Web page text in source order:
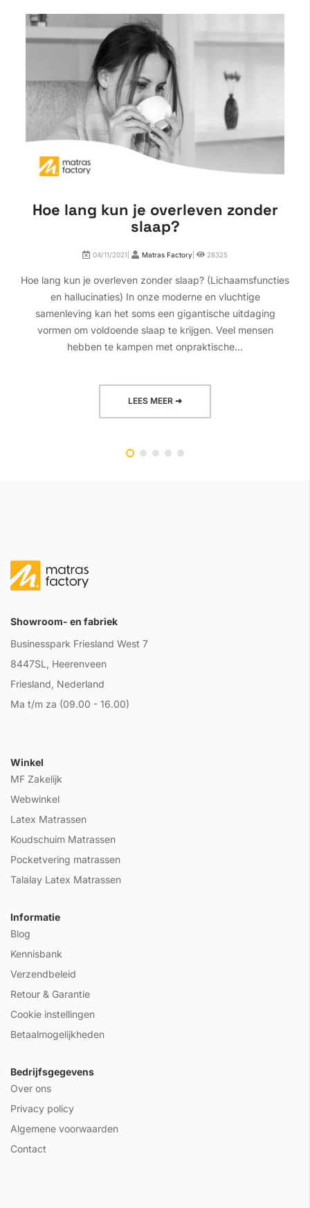
Hoe lang kun je overleven zonder
slaap?
04/11/2021| Matras Factory 28325
Hoe lang kun je overleven zonder slaap? (Lichaamsfuncties
en hallucinaties) In onze moderne en vluchtige
samenleving kan het soms een gigantische uitdaging
vormen om voldoende slaap te krijgen. Veel mensen
hebben te kampen met onpraktische...
LEES MEER ➜
Showroom- en fabriek
Businesspark Friesland West 7
8447SL, Heerenveen
Friesland, Nederland
Ma t/m za (09.00 - 16.00)
Winkel
MF Zakelijk
Webwinkel
Latex Matrassen
Koudschuim Matrassen
Pocketvering matrassen
Talalay Latex Matrassen
Informatie
Blog
Kennisbank
Verzendbeleid
Retour & Garantie
Cookie instellingen
Betaalmogelijkheden
Bedrijfsgegevens
Over ons
Privacy policy
Algemene voorwaarden
Contact